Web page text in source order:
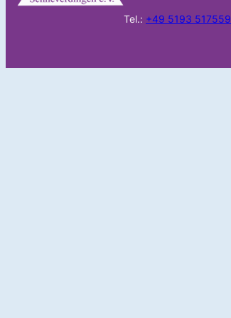
Tel.: +49 5193 517559